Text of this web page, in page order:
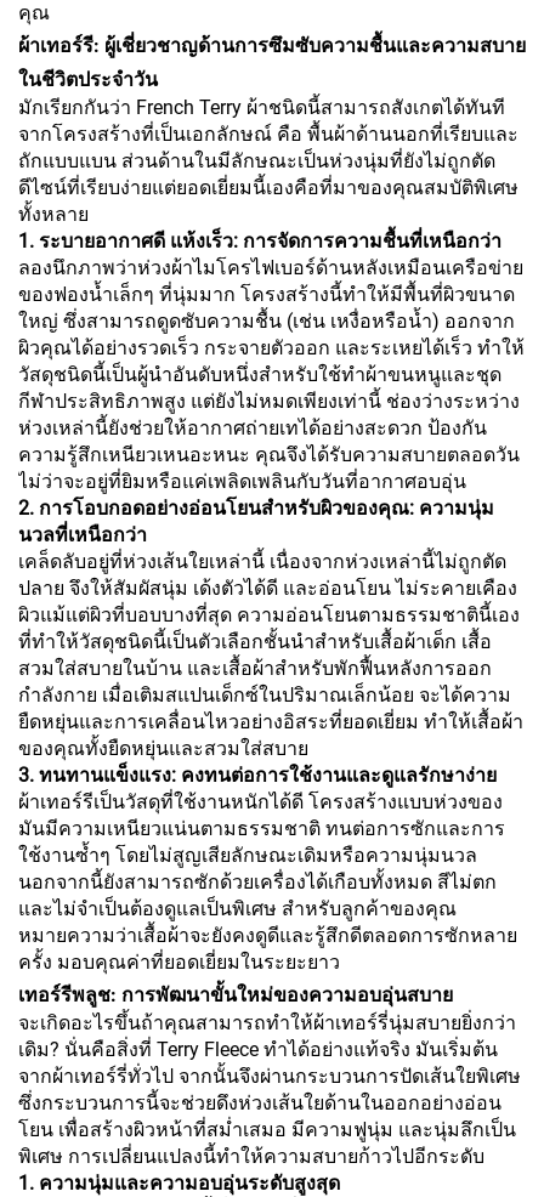
คุณ
ผ้าเทอร์รี: ผู้เชี่ยวชาญด้านการซึมซับความชื้นและความสบาย
ในชีวิตประจำวัน
มักเรียกกันว่า French Terry ผ้าชนิดนี้สามารถสังเกตได้ทันที
จากโครงสร้างที่เป็นเอกลักษณ์ คือ พื้นผ้าด้านนอกที่เรียบและ
ถักแบบแบน ส่วนด้านในมีลักษณะเป็นห่วงนุ่มที่ยังไม่ถูกตัด
ดีไซน์ที่เรียบง่ายแต่ยอดเยี่ยมนี้เองคือที่มาของคุณสมบัติพิเศษ
ทั้งหลาย
1. ระบายอากาศดี แห้งเร็ว: การจัดการความชื้นที่เหนือกว่า
ลองนึกภาพว่าห่วงผ้าไมโครไฟเบอร์ด้านหลังเหมือนเครือข่าย
ของฟองน้ำเล็กๆ ที่นุ่มมาก โครงสร้างนี้ทำให้มีพื้นที่ผิวขนาด
ใหญ่ ซึ่งสามารถดูดซับความชื้น (เช่น เหงื่อหรือน้ำ) ออกจาก
ผิวคุณได้อย่างรวดเร็ว กระจายตัวออก และระเหยได้เร็ว ทำให้
วัสดุชนิดนี้เป็นผู้นำอันดับหนึ่งสำหรับใช้ทำผ้าขนหนูและชุด
กีฬาประสิทธิภาพสูง แต่ยังไม่หมดเพียงเท่านี้ ช่องว่างระหว่าง
ห่วงเหล่านี้ยังช่วยให้อากาศถ่ายเทได้อย่างสะดวก ป้องกัน
ความรู้สึกเหนียวเหนอะหนะ คุณจึงได้รับความสบายตลอดวัน
ไม่ว่าจะอยู่ที่ยิมหรือแค่เพลิดเพลินกับวันที่อากาศอบอุ่น
2. การโอบกอดอย่างอ่อนโยนสำหรับผิวของคุณ: ความนุ่ม
นวลที่เหนือกว่า
เคล็ดลับอยู่ที่ห่วงเส้นใยเหล่านี้ เนื่องจากห่วงเหล่านี้ไม่ถูกตัด
ปลาย จึงให้สัมผัสนุ่ม เด้งตัวได้ดี และอ่อนโยน ไม่ระคายเคือง
ผิวแม้แต่ผิวที่บอบบางที่สุด ความอ่อนโยนตามธรรมชาตินี้เอง
ที่ทำให้วัสดุชนิดนี้เป็นตัวเลือกชั้นนำสำหรับเสื้อผ้าเด็ก เสื้อ
สวมใส่สบายในบ้าน และเสื้อผ้าสำหรับพักฟื้นหลังการออก
กำลังกาย เมื่อเติมสแปนเด็กซ์ในปริมาณเล็กน้อย จะได้ความ
ยืดหยุ่นและการเคลื่อนไหวอย่างอิสระที่ยอดเยี่ยม ทำให้เสื้อผ้า
ของคุณทั้งยืดหยุ่นและสวมใส่สบาย
3. ทนทานแข็งแรง: คงทนต่อการใช้งานและดูแลรักษาง่าย
ผ้าเทอร์รีเป็นวัสดุที่ใช้งานหนักได้ดี โครงสร้างแบบห่วงของ
มันมีความเหนียวแน่นตามธรรมชาติ ทนต่อการซักและการ
ใช้งานซ้ำๆ โดยไม่สูญเสียลักษณะเดิมหรือความนุ่มนวล
นอกจากนี้ยังสามารถซักด้วยเครื่องได้เกือบทั้งหมด สีไม่ตก
และไม่จำเป็นต้องดูแลเป็นพิเศษ สำหรับลูกค้าของคุณ
หมายความว่าเสื้อผ้าจะยังคงดูดีและรู้สึกดีตลอดการซักหลาย
ครั้ง มอบคุณค่าที่ยอดเยี่ยมในระยะยาว
เทอร์รีพลูช: การพัฒนาขั้นใหม่ของความอบอุ่นสบาย
จะเกิดอะไรขึ้นถ้าคุณสามารถทำให้ผ้าเทอร์รี่นุ่มสบายยิ่งกว่า
เดิม? นั่นคือสิ่งที่ Terry Fleece ทำได้อย่างแท้จริง มันเริ่มต้น
จากผ้าเทอร์รี่ทั่วไป จากนั้นจึงผ่านกระบวนการปัดเส้นใยพิเศษ
ซึ่งกระบวนการนี้จะช่วยดึงห่วงเส้นใยด้านในออกอย่างอ่อน
โยน เพื่อสร้างผิวหน้าที่สม่ำเสมอ มีความฟูนุ่ม และนุ่มลึกเป็น
พิเศษ การเปลี่ยนแปลงนี้ทำให้ความสบายก้าวไปอีกระดับ
1. ความนุ่มและความอบอุ่นระดับสูงสุด